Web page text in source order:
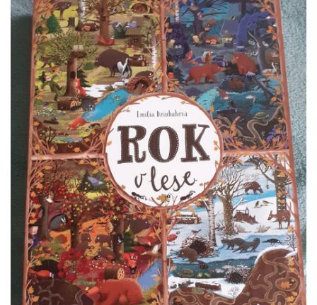
NOVINKY ZE ŠKOLSTVÍ 2025
ROČNÍ PLÁN - INSPIRACE /DLE NOVÉHO RVP PV 2025
VZDĚLÁVACÍ BLOK ZÁŘÍ
VZDĚLÁVACÍ BLOK ŘÍJEN
VZDĚLÁVACÍ BLOK LISTOPAD
VZDĚLÁVACÍ BLOK PROSINEC
VZDĚLÁVACÍ BLOK LEDEN